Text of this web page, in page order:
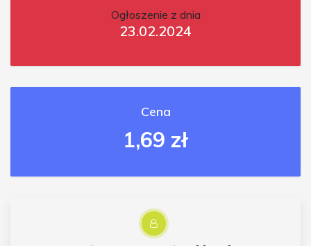
Ogłoszenie z dnia
23.02.2024
Cena
1,69 zł